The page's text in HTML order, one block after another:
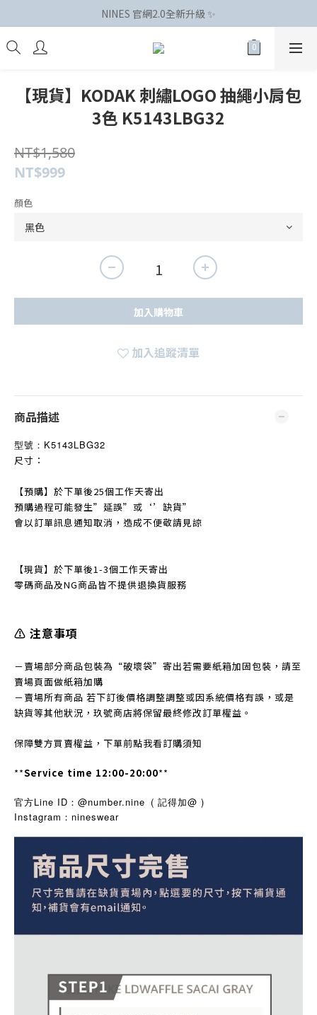
NINES 官網2.0全新升級 ✨
【現貨】KODAK 刺繡LOGO 抽繩小肩包
3色 K5143LBG32
NT$1,580
NT$999
顏色
加入購物車
加入追蹤清單
商品描述
型號： K5143LBG32
尺寸：
【預購】於下單後25個工作天寄出
預購過程可能發生” 延誤” 或‘’缺貨”
會以訂單訊息通知取消，造成不便敬請見諒
【現貨】於下單後1-3個工作天寄出
零碼商品及NG商品皆不提供退換貨服務
⚠️ 注意事項
－賣場部分商品包裝為“破壞袋”寄出若需要紙箱加固包裝，請至
賣場頁面做紙箱加購
－賣場所有商品 若下訂後價格調整調整或因系統價格有誤，或是
缺貨等其他狀況，玖號商店將保留最終修改訂單權益。
保障雙方買賣權益，下單前點我看訂購須知
**Service time 12:00-20:00**
官方Line ID：@number.nine ( 記得加@ )
Instagram ： nineswear